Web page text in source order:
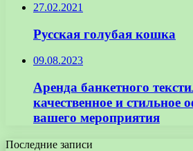
27.02.2021
Русская голубая кошка
09.08.2023
Аренда банкетного
качественное и стильное
вашего мероприятия
Последние записи